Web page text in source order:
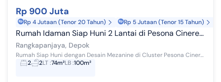
Rp 900 Juta
Rp 4 Jutaan (Tenor 20 Tahun) Rp 5 Jutaan (Tenor 15 Tahun)
Rumah Idaman Siap Huni 2 Lantai di Pesona Cinere Residence Depok
Rangkapanjaya, Depok
Rumah Siap Huni dengan Desain Mezanine di Cluster Pesona Cinere Residence Semi Furnished depok jalan Raya Cinere Limo Spesifikasi sbb : Rumah 2Lan...
2
2LT:74m²LB:100m²